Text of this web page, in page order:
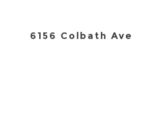
6156 Colbath Ave